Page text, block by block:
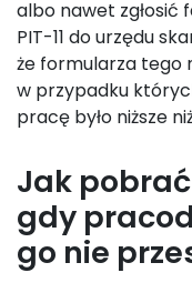
albo nawet
PIT-11 do urzędu
że formularza tego
w przypadku
pracę było niższe
Jak pobrać
gdy
go nie